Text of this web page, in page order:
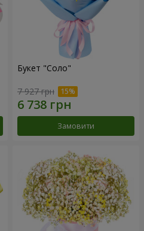
Букет "Соло"
7 927 грн
Замовити